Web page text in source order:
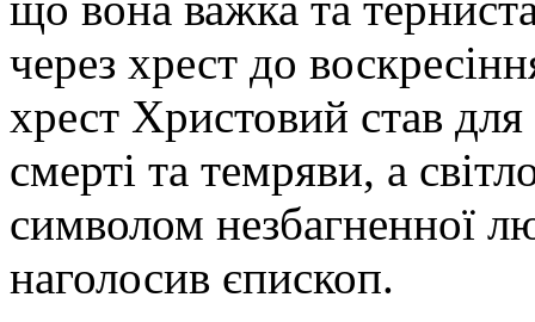
через хрест до
хрест Христовий став
смерті та темряви, а
символом незбагненної
наголосив єпископ.